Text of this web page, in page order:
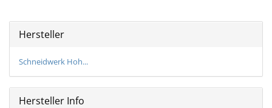
Hersteller
Schneidwerk Hoh...
Hersteller Info